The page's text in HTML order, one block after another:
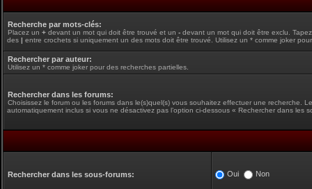
Recherche par mots-clés:
Placez un + devant un mot qui doit être trouvé et un - devant un mot qui doit être exclu.
des | entre crochets si uniquement un des mots doit être trouvé. Utilisez un * comme joker
Rechercher par auteur:
Utilisez un * comme joker pour des recherches partielles.
Rechercher dans les forums:
Choisissez le forum ou les forums dans le(s)quel(s) vous souhaitez effectuer une recherche.
automatiquement inclus si vous ne désactivez pas l’option ci-dessous « Rechercher dans les
Rechercher dans les sous-forums: Oui Non